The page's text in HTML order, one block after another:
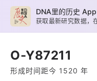
O-Y87211
形成时间距今 1520 年
DNA里的历史 App
获取最新研究数据，